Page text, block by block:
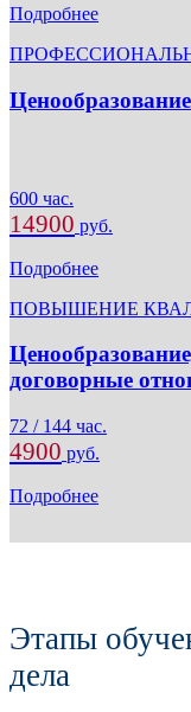
Подробнее
600 час.
14900 руб.
Подробнее
ПОВЫШЕНИЕ
договорные
72 / 144 час.
4900 руб.
Подробнее
Этапы
дела